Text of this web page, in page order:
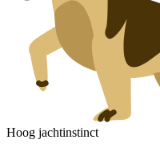
Hoog jachtinstinct